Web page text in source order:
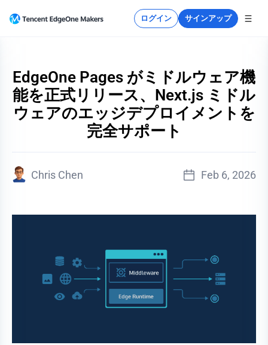
ログイン サインアップ
EdgeOne Pages がミドルウェア機
能を正式リリース、Next.js ミドル
ウェアのエッジデプロイメントを
完全サポート
Chris Chen Feb 6, 2026